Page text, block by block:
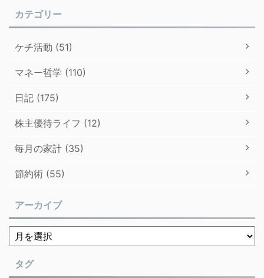
カテゴリー
ケチ活動 (51)
マネー哲学 (110)
日記 (175)
株主優待ライフ (12)
毎月の家計 (35)
節約術 (55)
アーカイブ
タグ